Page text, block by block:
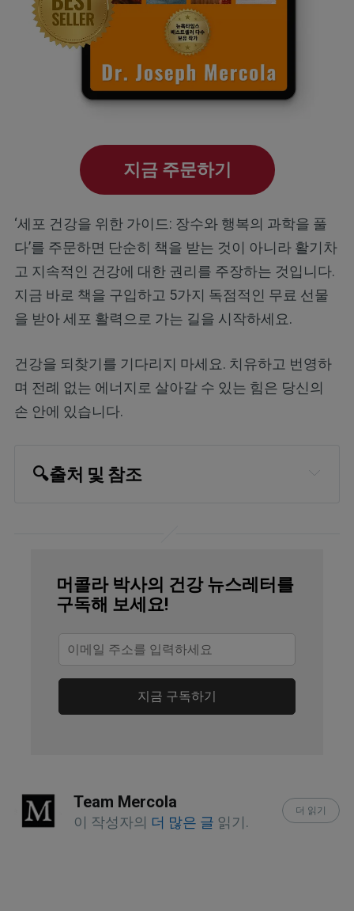
지금 주문하기
‘세포 건강을 위한 가이드: 장수와 행복의 과학을 풀
다’를 주문하면 단순히 책을 받는 것이 아니라 활기차
고 지속적인 건강에 대한 권리를 주장하는 것입니다.
지금 바로 책을 구입하고 5가지 독점적인 무료 선물
을 받아 세포 활력으로 가는 길을 시작하세요.
건강을 되찾기를 기다리지 마세요. 치유하고 번영하
며 전례 없는 에너지로 살아갈 수 있는 힘은 당신의
손 안에 있습니다.
🔍출처 및 참조
Taxon 59(1) 2010
benefits and tasty tips
Plant Village, Eggplant
University of California, Division of
Extension Publications
머콜라 박사의 건강 뉴스레터를
구독해 보세요!
지금 구독하기
Team Mercola
이 작성자의 더 많은 글 읽기.
더 읽기